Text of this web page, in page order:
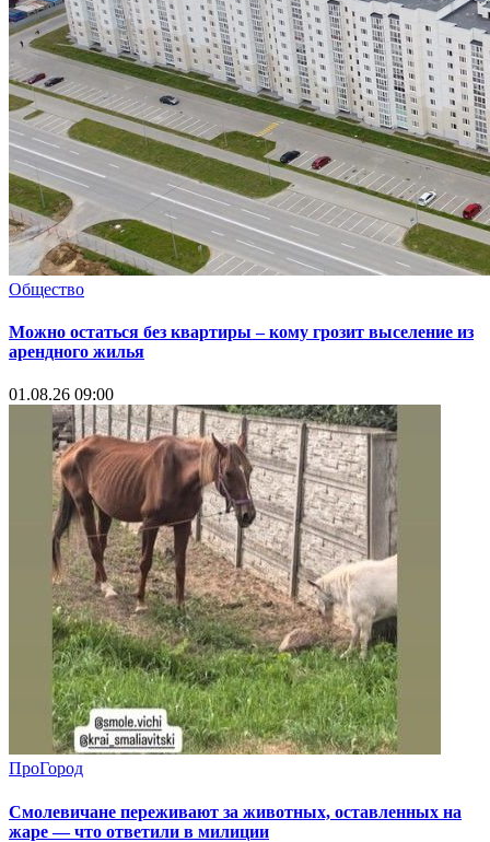
Общество
Можно остаться без квартиры – кому грозит выселение из
арендного жилья
01.08.26 09:00
ПроГород
Смолевичане переживают за животных, оставленных на
жаре — что ответили в милиции